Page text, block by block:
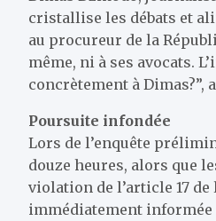
cristallise les débats et
au procureur de la
même, ni à ses avocats.
concrètement à Dimas?”,
Poursuite infondée
Lors de l’enquête
douze heures, alors que
violation de l’article 17
immédiatement informée